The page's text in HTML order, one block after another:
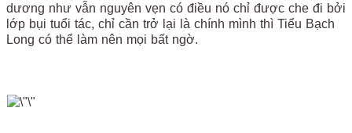
dương như vẫn nguyên vẹn có điều nó chỉ được che đi bởi
lớp bụi tuổi tác, chỉ cần trở lại là chính mình thì Tiểu Bạch
Long có thể làm nên mọi bất ngờ.